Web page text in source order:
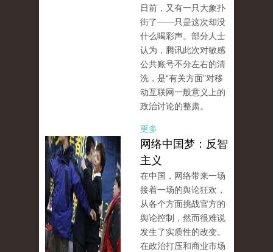
日前，又有一只大象扑
街了——只是这次却没
什么喝彩声。部分人士
认为，腾讯此次对敏感
公共账号不分左右的清
洗，是“有关方面”对移
动互联网一般意义上的
政治讨论的整肃。
更多
网络中国梦：反智
主义
在中国，网络带来一场
接着一场的舆论狂欢，
从各个方面挑战官方的
舆论控制，然而很难说
发生了实质性的改变。
在政治打压和商业市场